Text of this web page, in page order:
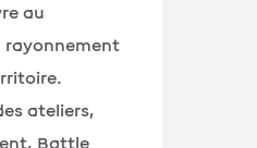
au
rayonnement
ateliers,
Battle